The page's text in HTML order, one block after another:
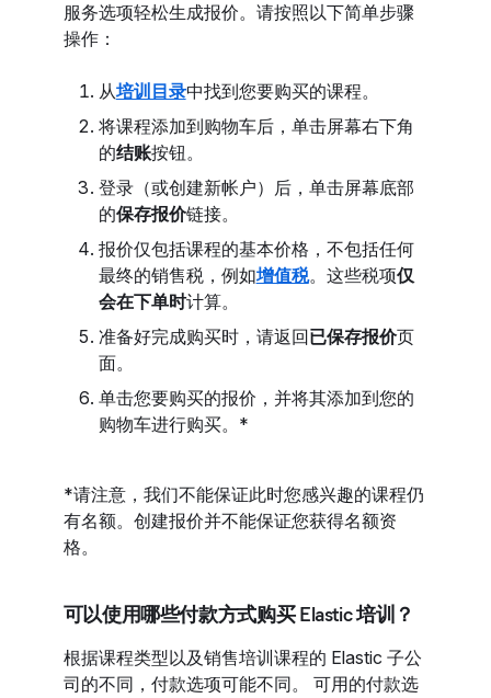
服务选项轻松生成报价。请按照以下简单步骤
操作：
从培训目录中找到您要购买的课程。
将课程添加到购物车后，单击屏幕右下角
的结账按钮。
登录（或创建新帐户）后，单击屏幕底部
的保存报价链接。
报价仅包括课程的基本价格，不包括任何
最终的销售税，例如增值税。这些税项仅
会在下单时计算。
准备好完成购买时，请返回已保存报价页
面。
单击您要购买的报价，并将其添加到您的
购物车进行购买。*
*请注意，我们不能保证此时您感兴趣的课程仍
有名额。创建报价并不能保证您获得名额资
格。
可以使用哪些付款方式购买 Elastic 培训？
根据课程类型以及销售培训课程的 Elastic 子公
司的不同，付款选项可能不同。 可用的付款选